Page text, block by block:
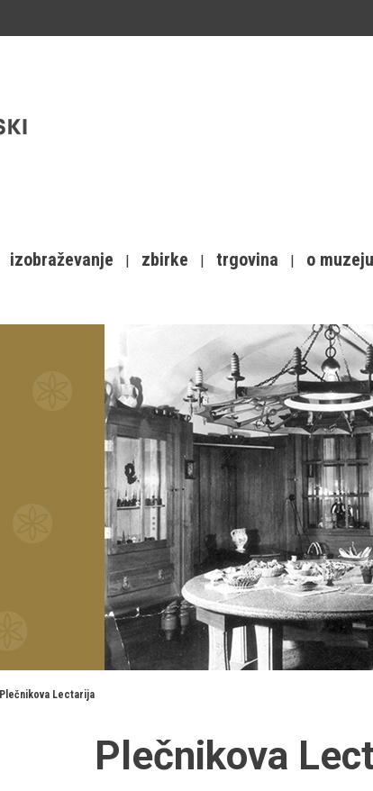
izobraževanje zbirke trgovina o muzeju
Plečnikova Lectarija
Plečnikova